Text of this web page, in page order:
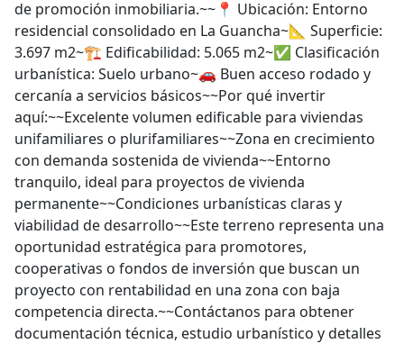
de promoción inmobiliaria.~~📍 Ubicación: Entorno
residencial consolidado en La Guancha~📐 Superficie:
3.697 m2~🏗️ Edificabilidad: 5.065 m2~✅ Clasificación
urbanística: Suelo urbano~🚗 Buen acceso rodado y
cercanía a servicios básicos~~Por qué invertir
aquí:~~Excelente volumen edificable para viviendas
unifamiliares o plurifamiliares~~Zona en crecimiento
con demanda sostenida de vivienda~~Entorno
tranquilo, ideal para proyectos de vivienda
permanente~~Condiciones urbanísticas claras y
viabilidad de desarrollo~~Este terreno representa una
oportunidad estratégica para promotores,
cooperativas o fondos de inversión que buscan un
proyecto con rentabilidad en una zona con baja
competencia directa.~~Contáctanos para obtener
documentación técnica, estudio urbanístico y detalles